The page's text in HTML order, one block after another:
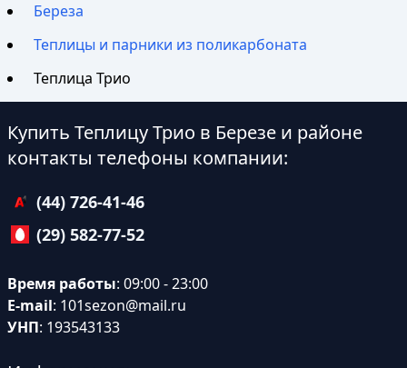
Береза
Теплицы и парники из поликарбоната
Теплица Трио
Купить Теплицу Трио в Березе и районе
контакты телефоны компании:
(44) 726-41-46
(29) 582-77-52
Время работы: 09:00 - 23:00
E-mail: 101sezon@mail.ru
УНП: 193543133